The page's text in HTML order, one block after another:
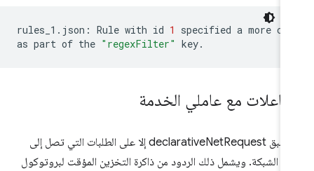
rules_1.json: Rule with id 1 specified a more
as part of the "regexFilter"
مع عاملي الخدمة
لا ينطبق declarativeNetRequest إلا على الطلبات التي تصل إلى
الشبكة. ويشمل ذلك الردود من ذاكرة التخزين المؤقت لبروتوكول